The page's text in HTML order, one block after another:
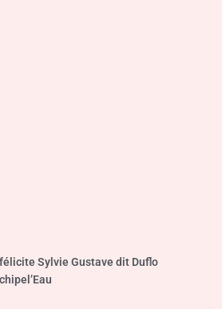
Sylvie Gustave dit Duflo